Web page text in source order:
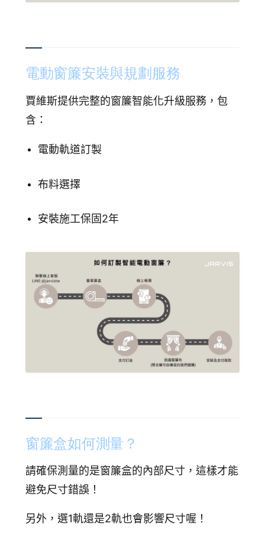
電動窗簾安裝與規劃服務
賈維斯提供完整的窗簾智能化升級服務，包
含：
電動軌道訂製
布料選擇
安裝施工保固2年
窗簾盒如何測量？
請確保測量的是窗簾盒的內部尺寸，這樣才能
避免尺寸錯誤！
另外，選1軌還是2軌也會影響尺寸喔！